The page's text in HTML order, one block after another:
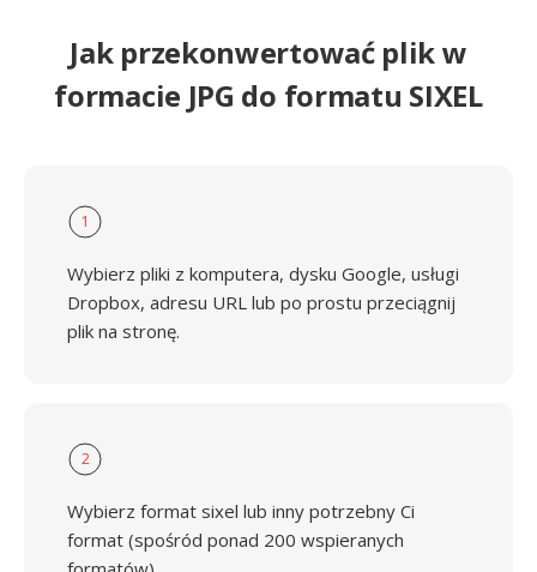
Jak przekonwertować plik w
formacie JPG do formatu SIXEL
1
Wybierz pliki z komputera, dysku Google, usługi
Dropbox, adresu URL lub po prostu przeciągnij
plik na stronę.
2
Wybierz format sixel lub inny potrzebny Ci
format (spośród ponad 200 wspieranych